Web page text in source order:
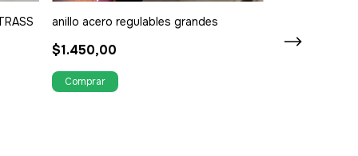
anillo acero regulables grandes
$1.450,00